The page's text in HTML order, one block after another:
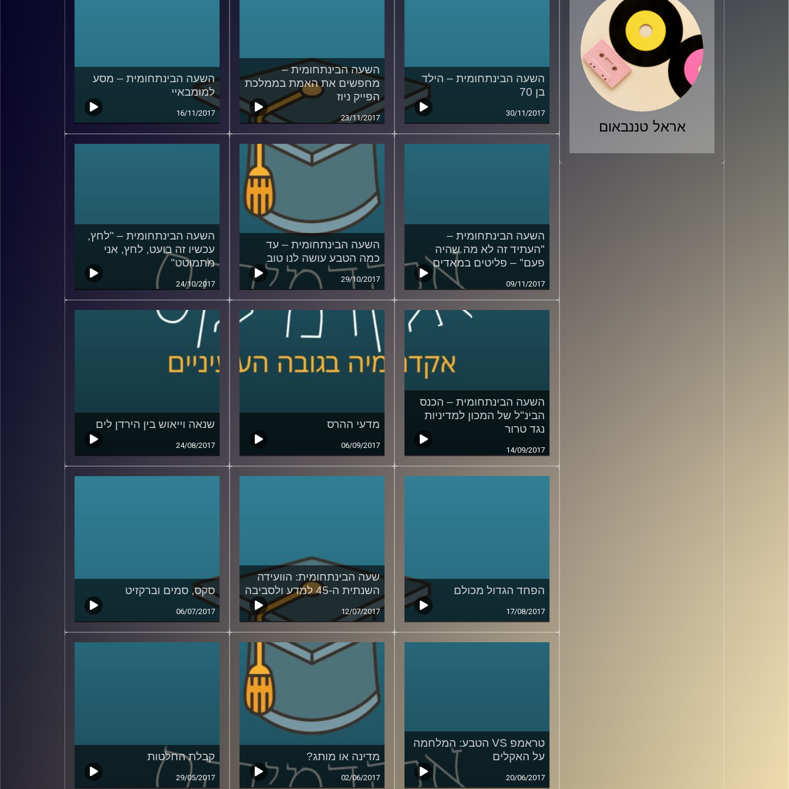
אראל טננבאום
השעה הבינתחומית – הילד
בן 70
30/11/2017
השעה הבינתחומית –
מחפשים את האמת בממלכת
הפייק ניוז
23/11/2017
השעה הבינתחומית – מסע
למומבאיי
16/11/2017
השעה הבינתחומית –
"העתיד זה לא מה שהיה
פעם" – פליטים במאדים
09/11/2017
השעה הבינתחומית – עד
כמה הטבע עושה לנו טוב
29/10/2017
השעה הבינתחומית – "לחץ,
עכשיו זה בועט, לחץ, אני
מתמוטט"
24/10/2017
השעה הבינתחומית – הכנס
הבינ"ל של המכון למדיניות
נגד טרור
14/09/2017
מדעי ההרס
06/09/2017
שנאה וייאוש בין הירדן לים
24/08/2017
הפחד הגדול מכולם
17/08/2017
שעה הבינתחומית: הוועידה
השנתית ה-45 למדע ולסביבה
12/07/2017
סקס, סמים וברקזיט
06/07/2017
טראמפ VS הטבע: המלחמה
על האקלים
20/06/2017
מדינה או מותג?
02/06/2017
קבלת החלטות
29/05/2017